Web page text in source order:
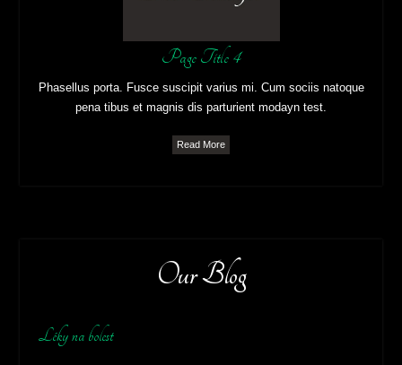
Page Title 4
Phasellus porta. Fusce suscipit varius mi. Cum sociis natoque
pena tibus et magnis dis parturient modayn test.
Read More
Our Blog
Léky na bolest